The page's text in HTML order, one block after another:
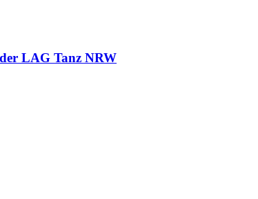
LAG Tanz NRW